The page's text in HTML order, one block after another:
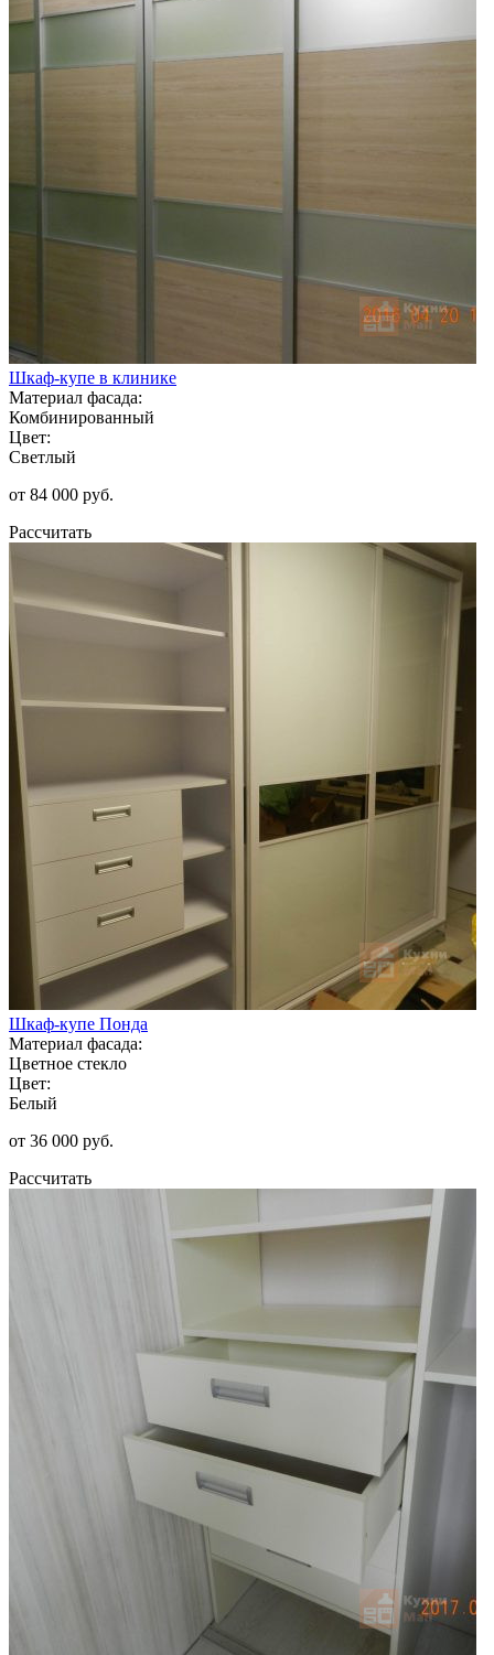
Шкаф-купе в клинике
Материал фасада:
Комбинированный
Цвет:
Светлый
от 84 000 руб.
Рассчитать
Шкаф-купе Понда
Материал фасада:
Цветное стекло
Цвет:
Белый
от 36 000 руб.
Рассчитать